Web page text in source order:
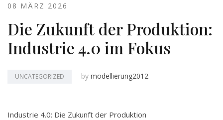
08 MÄRZ 2026
Die Zukunft der Produktion:
Industrie 4.0 im Fokus
UNCATEGORIZED by modellierung2012
Industrie 4.0: Die Zukunft der Produktion